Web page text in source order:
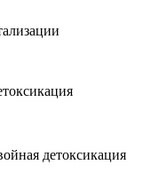
детоксикация